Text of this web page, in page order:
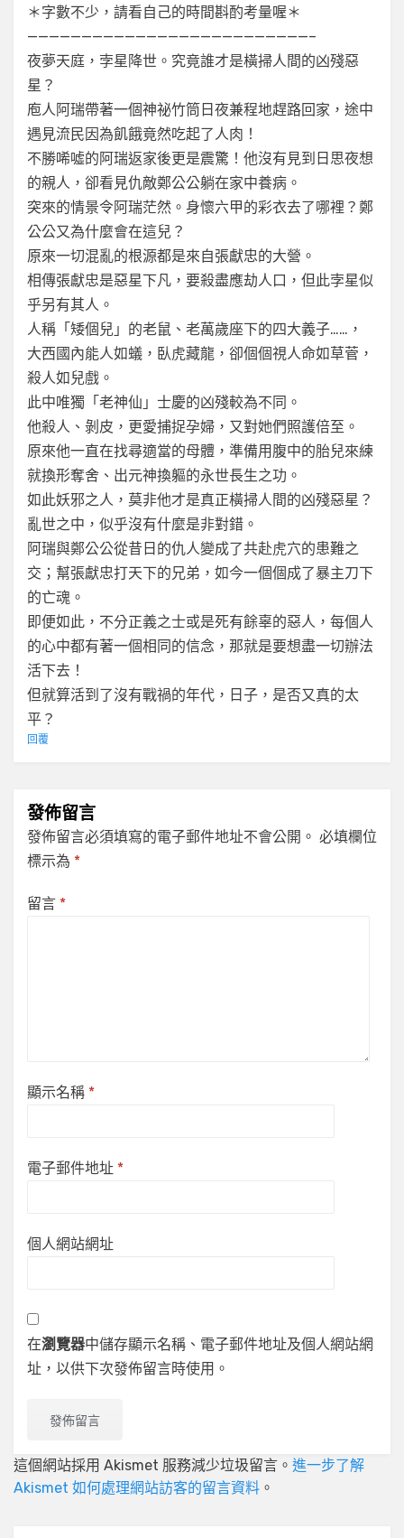
＊字數不少，請看自己的時間斟酌考量喔＊
——————————————————————————–
夜夢天庭，孛星降世。究竟誰才是橫掃人間的凶殘惡
星？
庖人阿瑞帶著一個神祕竹筒日夜兼程地趕路回家，途中
遇見流民因為飢餓竟然吃起了人肉！
不勝唏噓的阿瑞返家後更是震驚！他沒有見到日思夜想
的親人，卻看見仇敵鄭公公躺在家中養病。
突來的情景令阿瑞茫然。身懷六甲的彩衣去了哪裡？鄭
公公又為什麼會在這兒？
原來一切混亂的根源都是來自張獻忠的大營。
相傳張獻忠是惡星下凡，要殺盡應劫人口，但此孛星似
乎另有其人。
人稱「矮個兒」的老鼠、老萬歲座下的四大義子……，
大西國內能人如蟻，臥虎藏龍，卻個個視人命如草菅，
殺人如兒戲。
此中唯獨「老神仙」士慶的凶殘較為不同。
他殺人、剝皮，更愛捕捉孕婦，又對她們照護倍至。
原來他一直在找尋適當的母體，準備用腹中的胎兒來練
就換形奪舍、出元神換軀的永世長生之功。
如此妖邪之人，莫非他才是真正橫掃人間的凶殘惡星？
亂世之中，似乎沒有什麼是非對錯。
阿瑞與鄭公公從昔日的仇人變成了共赴虎穴的患難之
交；幫張獻忠打天下的兄弟，如今一個個成了暴主刀下
的亡魂。
即便如此，不分正義之士或是死有餘辜的惡人，每個人
的心中都有著一個相同的信念，那就是要想盡一切辦法
活下去！
但就算活到了沒有戰禍的年代，日子，是否又真的太
平？
回覆
發佈留言
發佈留言必須填寫的電子郵件地址不會公開。 必填欄位
標示為 *
留言 *
顯示名稱 *
電子郵件地址 *
個人網站網址
在瀏覽器中儲存顯示名稱、電子郵件地址及個人網站網
址，以供下次發佈留言時使用。
這個網站採用 Akismet 服務減少垃圾留言。 進一步了解
Akismet 如何處理網站訪客的留言資料 。